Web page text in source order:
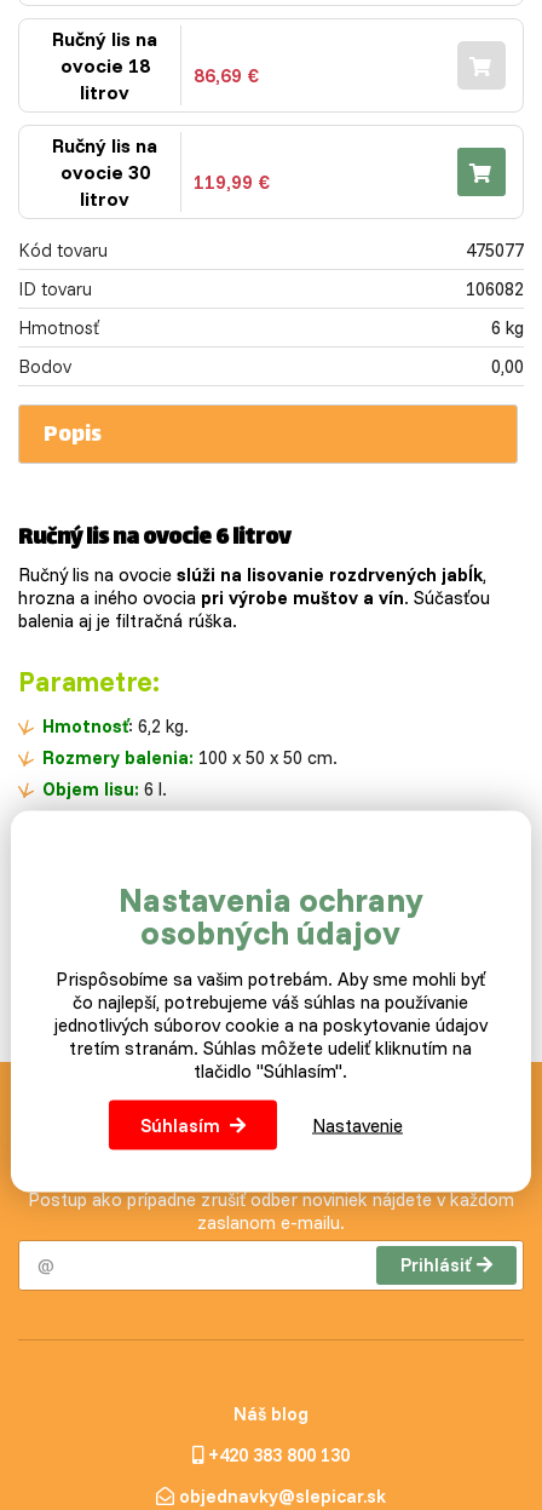
Ručný lis na
ovocie 18
litrov
86,69 €
Ručný lis na
ovocie 30
litrov
119,99 €
Kód tovaru
475077
ID tovaru
106082
Hmotnosť
6 kg
Bodov
0,00
Popis
Ručný lis na ovocie 6 litrov
Ručný lis na ovocie slúži na lisovanie rozdrvených jabĺk,
hrozna a iného ovocia pri výrobe muštov a vín. Súčasťou
balenia aj je filtračná rúška.
Parametre:
Hmotnosť: 6,2 kg.
Rozmery balenia: 100 x 50 x 50 cm.
Objem lisu: 6 l.
bukové drevo, kov, polyesterová rúška, nerez
Výška základne od zeme: 16,5 cm.
Novinky a akcie zasielame
zdarma
Postup ako prípadne zrušiť odber noviniek nájdete v každom
zaslanom e-mailu.
Prihlásiť
Náš blog
+420 383 800 130
objednavky@slepicar.sk
Nastavenia ochrany
osobných údajov
Prispôsobíme sa vašim potrebám. Aby sme mohli byť
čo najlepší, potrebujeme váš súhlas na používanie
jednotlivých súborov cookie a na poskytovanie údajov
tretím stranám. Súhlas môžete udeliť kliknutím na
tlačidlo "Súhlasím".
Súhlasím Nastavenie